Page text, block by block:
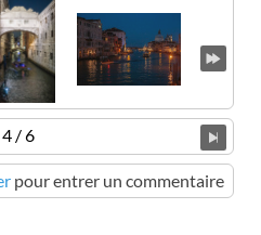
4 / 6
pour entrer un commentaire